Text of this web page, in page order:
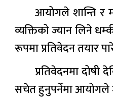
आयोगले शान्ति र
व्यक्तिको ज्यान लिने
रूपमा प्रतिवेदन तयार
प्रतिवेदनमा दोषी
सचेत हुनुपर्नेमा आयोगले